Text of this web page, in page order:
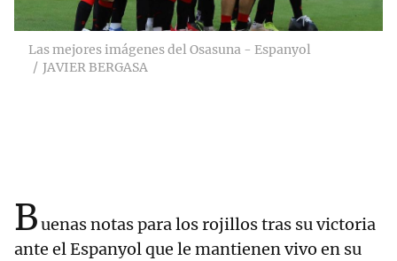
Las mejores imágenes del Osasuna - Espanyol
JAVIER BERGASA
Buenas notas para los rojillos tras su victoria
ante el Espanyol que le mantienen vivo en su